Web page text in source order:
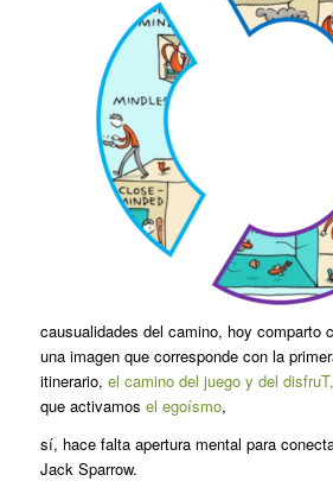
causualidades del camino, hoy comparto
una imagen que corresponde con la
itinerario, el camino del juego y del disfruT,
que activamos el egoísmo,
sí, hace falta apertura mental para
Jack Sparrow.